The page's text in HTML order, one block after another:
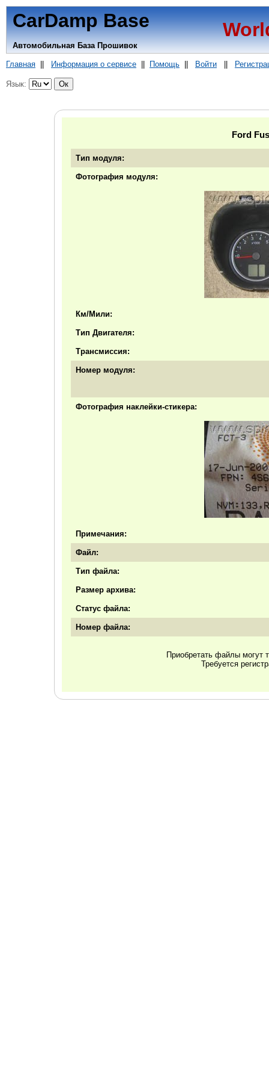
CarDamp Base
Автомобильная База Прошивок
Главная|| Информация о сервисе|| Помощь|| Войти||
Язык:
Ford
Тип модуля:
Фотография модуля:
Км/Мили:
Тип Двигателя:
Трансмиссия:
Номер модуля:
Фотография наклейки-стикера:
Примечания:
Файл:
Тип файла:
Размер архива:
Статус файла:
Номер файла:
Приобретать файлы могут
Требуется